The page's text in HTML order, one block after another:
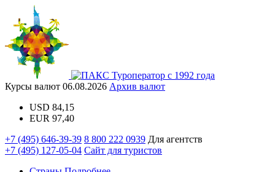
Туроператор с 1992 года
Курсы валют 06.08.2026 Архив валют
USD 84,15
EUR 97,40
+7 (495) 646-39-39 8 800 222 0939 Для агентств
+7 (495) 127-05-04 Сайт для туристов